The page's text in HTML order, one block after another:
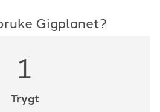
Gigplanet?
1
Trygt